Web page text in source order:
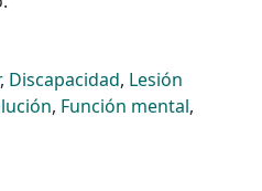
, Discapacidad, Lesión
, Función mental,